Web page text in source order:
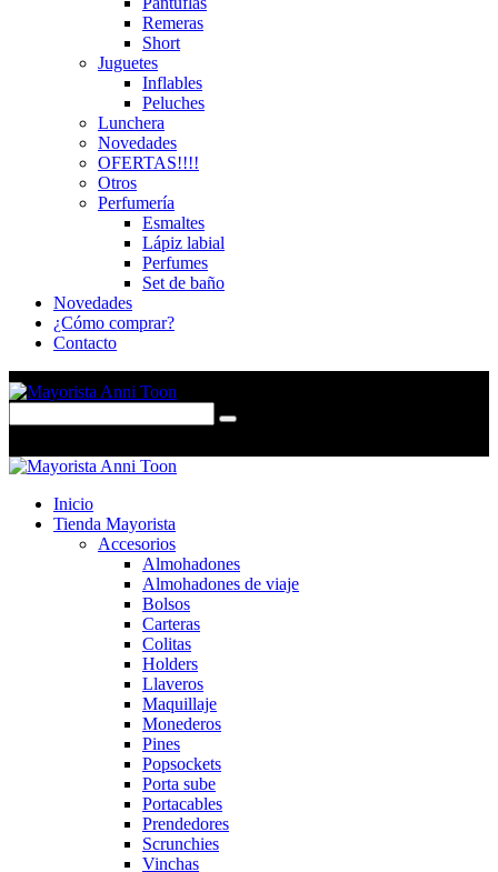
Remeras
Short
Juguetes
Inflables
Peluches
Lunchera
Novedades
OFERTAS!!!!
Otros
Perfumería
Esmaltes
Lápiz labial
Perfumes
Set de baño
Novedades
¿Cómo comprar?
Contacto
Inicio
Tienda Mayorista
Accesorios
Almohadones
Almohadones de viaje
Bolsos
Carteras
Colitas
Holders
Llaveros
Maquillaje
Monederos
Pines
Popsockets
Porta sube
Portacables
Prendedores
Scrunchies
Vinchas